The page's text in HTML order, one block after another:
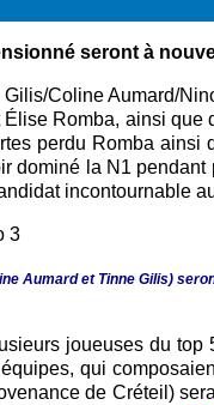
seront à
Coline Aumard/
Romba, ainsi
perdu Romba
dominé la N1 pendant
incontournable
Aumard et Tinne Gilis)
joueuses du
qui
de Créteil)